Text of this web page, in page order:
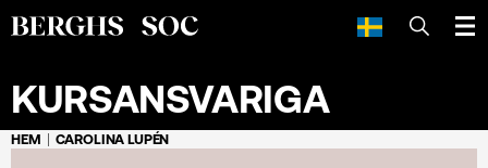
SÖK
KURSANSVARIGA
HEM CAROLINA LUPÉN